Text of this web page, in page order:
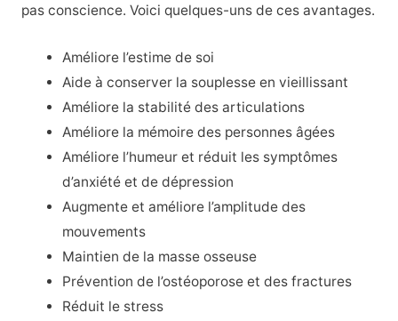
pas conscience. Voici quelques-uns de ces avantages.
Améliore l’estime de soi
Aide à conserver la souplesse en vieillissant
Améliore la stabilité des articulations
Améliore la mémoire des personnes âgées
Améliore l’humeur et réduit les symptômes
d’anxiété et de dépression
Augmente et améliore l’amplitude des
mouvements
Maintien de la masse osseuse
Prévention de l’ostéoporose et des fractures
Réduit le stress